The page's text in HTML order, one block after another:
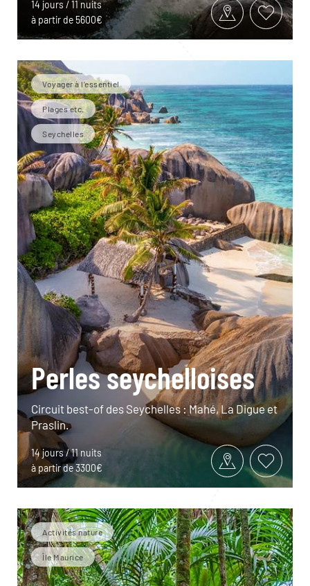
14 jours / 11 nuits
à partir de 5600€
Voyager à l’essentiel
Plages etc.
Seychelles
Perles seychelloises
Circuit best-of des Seychelles : Mahé, La Digue et
Praslin.
14 jours / 11 nuits
à partir de 3300€
Activités nature
Île Maurice